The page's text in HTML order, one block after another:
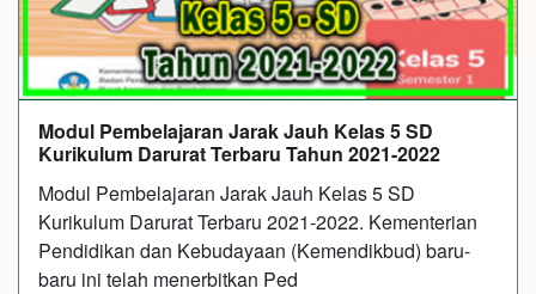
Modul Pembelajaran Jarak Jauh Kelas 5 SD
Kurikulum Darurat Terbaru Tahun 2021-2022
Modul Pembelajaran Jarak Jauh Kelas 5 SD
Kurikulum Darurat Terbaru 2021-2022. Kementerian
Pendidikan dan Kebudayaan (Kemendikbud) baru-
baru ini telah menerbitkan Ped